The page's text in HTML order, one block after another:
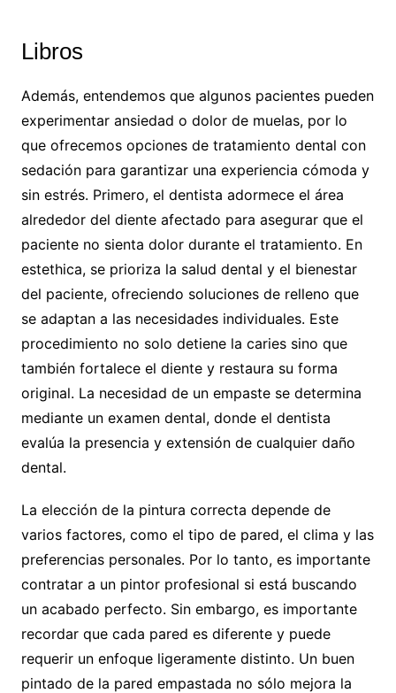
Libros
Además, entendemos que algunos pacientes pueden
experimentar ansiedad o dolor de muelas, por lo
que ofrecemos opciones de tratamiento dental con
sedación para garantizar una experiencia cómoda y
sin estrés. Primero, el dentista adormece el área
alrededor del diente afectado para asegurar que el
paciente no sienta dolor durante el tratamiento. En
estethica, se prioriza la salud dental y el bienestar
del paciente, ofreciendo soluciones de relleno que
se adaptan a las necesidades individuales. Este
procedimiento no solo detiene la caries sino que
también fortalece el diente y restaura su forma
original. La necesidad de un empaste se determina
mediante un examen dental, donde el dentista
evalúa la presencia y extensión de cualquier daño
dental.
La elección de la pintura correcta depende de
varios factores, como el tipo de pared, el clima y las
preferencias personales. Por lo tanto, es importante
contratar a un pintor profesional si está buscando
un acabado perfecto. Sin embargo, es importante
recordar que cada pared es diferente y puede
requerir un enfoque ligeramente distinto. Un buen
pintado de la pared empastada no sólo mejora la